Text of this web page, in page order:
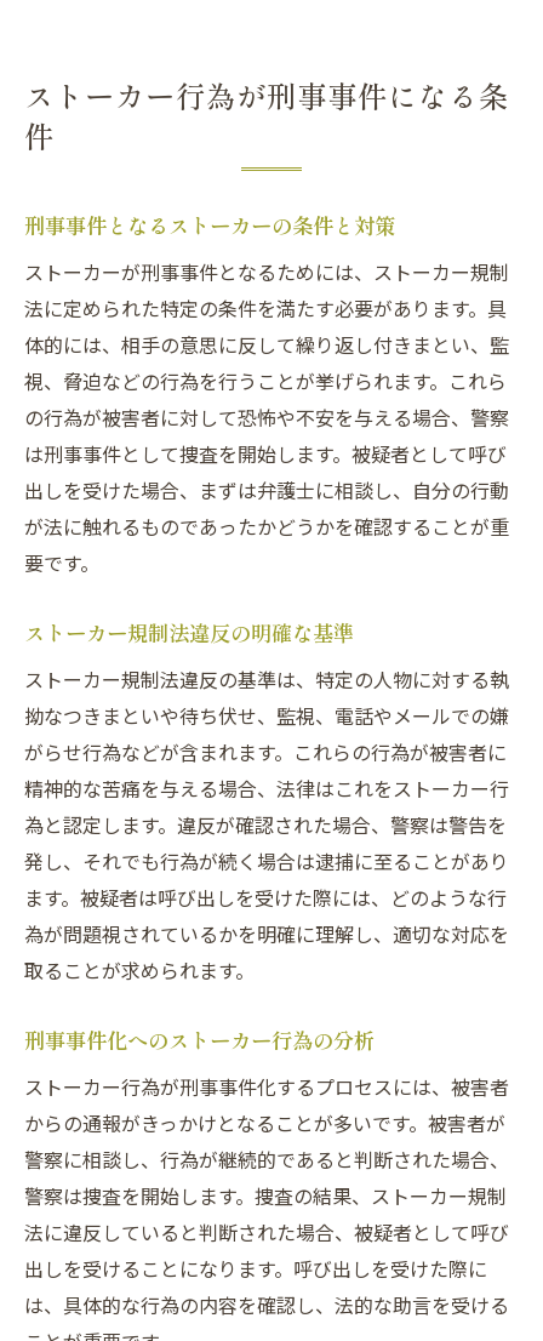
ストーカー行為が刑事事件になる条
件
刑事事件となるストーカーの条件と対策
ストーカーが刑事事件となるためには、ストーカー規制
法に定められた特定の条件を満たす必要があります。具
体的には、相手の意思に反して繰り返し付きまとい、監
視、脅迫などの行為を行うことが挙げられます。これら
の行為が被害者に対して恐怖や不安を与える場合、警察
は刑事事件として捜査を開始します。被疑者として呼び
出しを受けた場合、まずは弁護士に相談し、自分の行動
が法に触れるものであったかどうかを確認することが重
要です。
ストーカー規制法違反の明確な基準
ストーカー規制法違反の基準は、特定の人物に対する執
拗なつきまといや待ち伏せ、監視、電話やメールでの嫌
がらせ行為などが含まれます。これらの行為が被害者に
精神的な苦痛を与える場合、法律はこれをストーカー行
為と認定します。違反が確認された場合、警察は警告を
発し、それでも行為が続く場合は逮捕に至ることがあり
ます。被疑者は呼び出しを受けた際には、どのような行
為が問題視されているかを明確に理解し、適切な対応を
取ることが求められます。
刑事事件化へのストーカー行為の分析
ストーカー行為が刑事事件化するプロセスには、被害者
からの通報がきっかけとなることが多いです。被害者が
警察に相談し、行為が継続的であると判断された場合、
警察は捜査を開始します。捜査の結果、ストーカー規制
法に違反していると判断された場合、被疑者として呼び
出しを受けることになります。呼び出しを受けた際に
は、具体的な行為の内容を確認し、法的な助言を受ける